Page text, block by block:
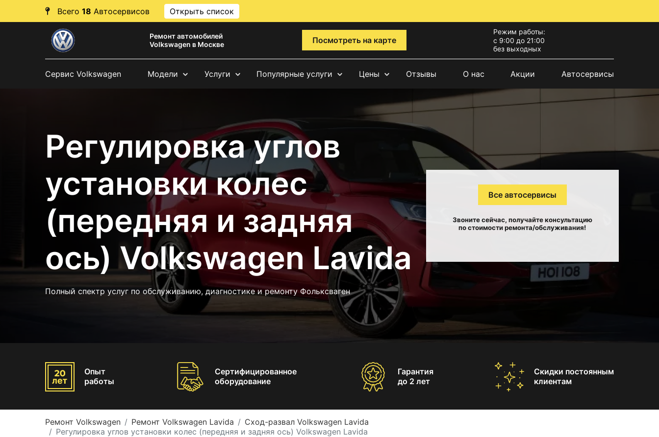
Всего 18 Автосервисов Открыть список
Ремонт автомобилей
Volkswagen в Москве
Посмотреть на карте
Режим работы:
с 9:00 до 21:00
без выходных
Сервис Volkswagen Модели Услуги Популярные услуги Цены Отзывы О нас Акции Автосервисы
Регулировка углов
установки колес
(передняя и задняя
ось) Volkswagen Lavida
Полный спектр услуг по обслуживанию, диагностике и ремонту Фольксваген
Все автосервисы
Звоните сейчас, получайте консультацию
по стоимости ремонта/обслуживания!
Опыт
работы
Сертифицированное
оборудование
Гарантия
до 2 лет
Скидки постоянным
клиентам
Ремонт Volkswagen Ремонт Volkswagen Lavida
Сход-развал Volkswagen Lavida
Регулировка углов установки колес (передняя и задняя ось) Volkswagen Lavida